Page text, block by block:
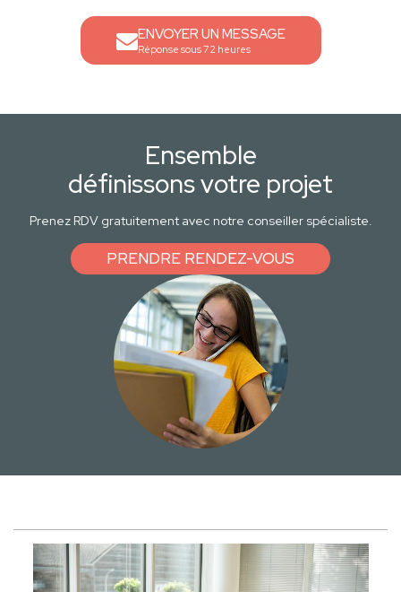
ENVOYER UN MESSAGE
Réponse sous 72 heures
Ensemble
définissons votre projet
Prenez RDV gratuitement avec notre conseiller spécialiste.
PRENDRE RENDEZ-VOUS